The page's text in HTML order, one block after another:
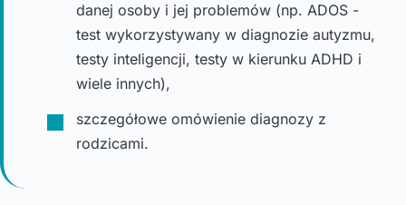
danej osoby i jej problemów (np. ADOS -
test wykorzystywany w diagnozie autyzmu,
testy inteligencji, testy w kierunku ADHD i
wiele innych),
szczegółowe omówienie diagnozy z
rodzicami.